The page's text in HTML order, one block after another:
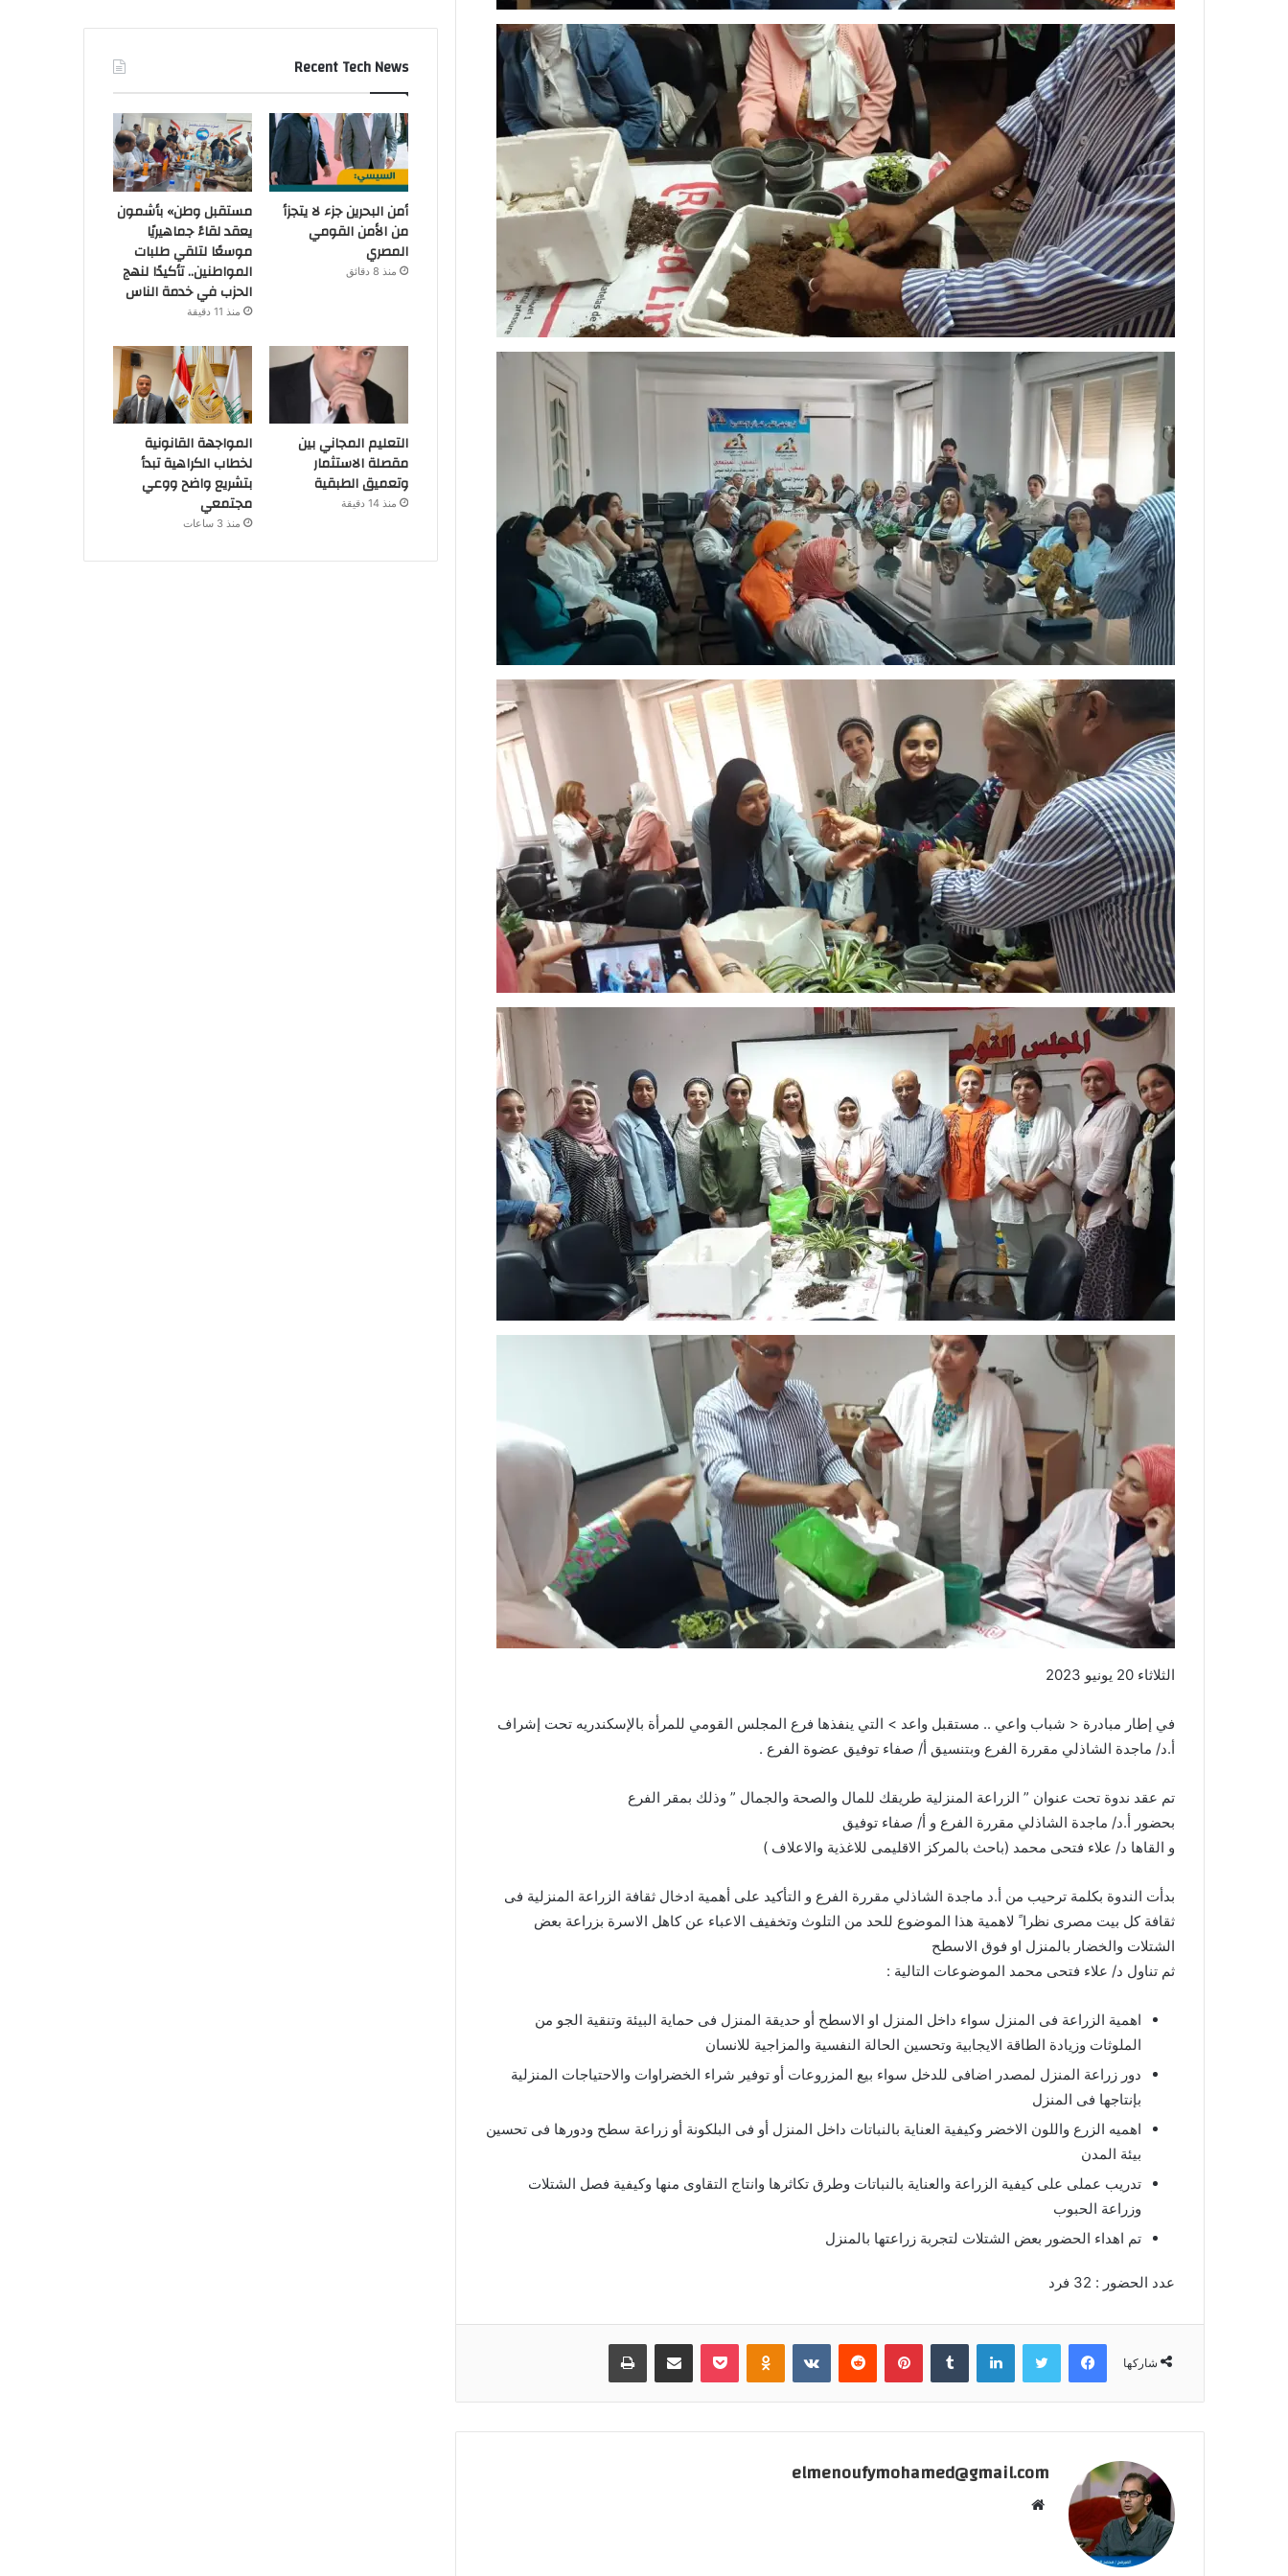
الثلاثاء 20 يونيو 2023
في إطار مبادرة < شباب واعي .. مستقبل واعد > التي ينفذها فرع المجلس القومي للمرأة بالإسكندريه تحت إشراف
أ.د/ ماجدة الشاذلي مقررة الفرع وبتنسيق أ/ صفاء توفيق عضوة الفرع .
تم عقد ندوة تحت عنوان ” الزراعة المنزلية طريقك للمال والصحة والجمال ” وذلك بمقر الفرع
بحضور أ.د/ ماجدة الشاذلي مقررة الفرع و أ/ صفاء توفيق
و القاها د/ علاء فتحى محمد (باحث بالمركز الاقليمى للاغذية والاعلاف )
بدأت الندوة بكلمة ترحيب من أ.د ماجدة الشاذلي مقررة الفرع و التأكيد على أهمية ادخال ثقافة الزراعة المنزلية فى
ثقافة كل بيت مصرى نظرا ً لاهمية هذا الموضوع للحد من التلوث وتخفيف الاعباء عن كاهل الاسرة بزراعة بعض
الشتلات والخضار بالمنزل او فوق الاسطح
ثم تناول د/ علاء فتحى محمد الموضوعات التالية :
اهمية الزراعة فى المنزل سواء داخل المنزل او الاسطح أو حديقة المنزل فى حماية البيئة وتنقية الجو من
الملوثات وزيادة الطاقة الايجابية وتحسين الحالة النفسية والمزاجية للانسان
دور زراعة المنزل لمصدر اضافى للدخل سواء بيع المزروعات أو توفير شراء الخضراوات والاحتياجات المنزلية
بإنتاجها فى المنزل
اهميه الزرع واللون الاخضر وكيفية العناية بالنباتات داخل المنزل أو فى البلكونة أو زراعة سطح ودورها فى تحسين
بيئة المدن
تدريب عملى على كيفية الزراعة والعناية بالنباتات وطرق تكاثرها وانتاج التقاوى منها وكيفية فصل الشتلات
وزراعة الحبوب
تم اهداء الحضور بعض الشتلات لتجربة زراعتها بالمنزل
عدد الحضور : 32 فرد
شاركها
فيسبوك تويتر لينكدإن بينتيريست Odnoklassniki
بوكيت مشاركة عبر البريد طباعة
elmenoufymohamed@gmail.com
Recent Tech News
أمن البحرين جزء لا يتجزأ
من الأمن القومي
المصري
منذ 8 دقائق
مستقبل وطن» بأشمون
يعقد لقاءً جماهيريًا
موسعًا لتلقي طلبات
المواطنين.. تأكيدًا لنهج
الحزب في خدمة الناس
منذ 11 دقيقة
التعليم المجاني بين
مقصلة الاستثمار
وتعميق الطبقية
منذ 14 دقيقة
المواجهة القانونية
لخطاب الكراهية تبدأ
بتشريع واضح ووعي
مجتمعي
منذ 3 ساعات